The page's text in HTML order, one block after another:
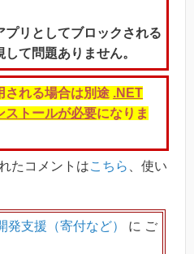
プリとしてブロックされる
て問題ありません。
れる場合は別途 .NET
ストールが必要になりま
たコメントはこちら
、使い
発支援（寄付など）
に ご